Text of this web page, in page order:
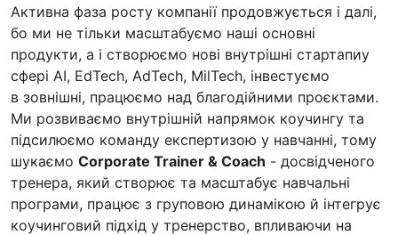
Активна фаза росту компанії продовжується і далі,
бо ми не тільки масштабуємо наші основні
продукти, а і створюємо нові внутрішні стартапиу
сфері AI, EdTech, AdTech, MilTech, інвестуємо
в зовнішні, працюємо над благодійними проєктами.
Ми розвиваємо внутрішній напрямок коучингу та
підсилюємо команду експертизою у навчанні, тому
шукаємо Corporate Trainer & Coach - досвідченого
тренера, який створює та масштабує навчальні
програми, працює з груповою динамікою й інтегрує
коучинговий підхід у тренерство, впливаючи на